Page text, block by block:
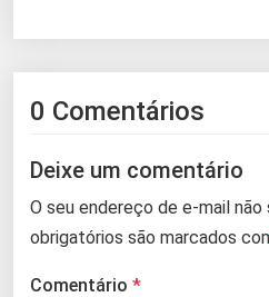
0 Comentários
Deixe um comentário
O seu endereço de e-mail não
obrigatórios são marcados
Comentário *